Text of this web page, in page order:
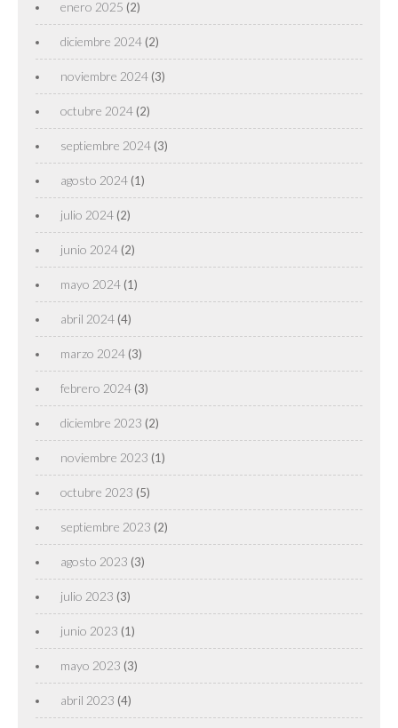
enero 2025 (2)
diciembre 2024 (2)
noviembre 2024 (3)
octubre 2024 (2)
septiembre 2024 (3)
agosto 2024 (1)
julio 2024 (2)
junio 2024 (2)
mayo 2024 (1)
abril 2024 (4)
marzo 2024 (3)
febrero 2024 (3)
diciembre 2023 (2)
noviembre 2023 (1)
octubre 2023 (5)
septiembre 2023 (2)
agosto 2023 (3)
julio 2023 (3)
junio 2023 (1)
mayo 2023 (3)
abril 2023 (4)